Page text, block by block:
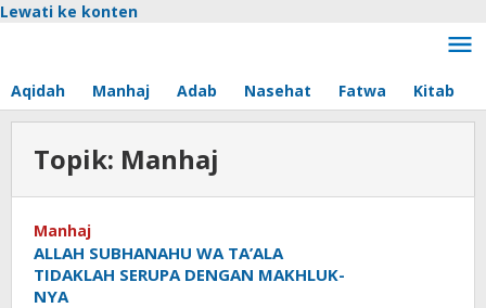
Lewati ke konten
Aqidah Manhaj Adab Nasehat Fatwa Kitab
Topik: Manhaj
Manhaj
ALLAH SUBHANAHU WA TA’ALA
TIDAKLAH SERUPA DENGAN MAKHLUK-
NYA